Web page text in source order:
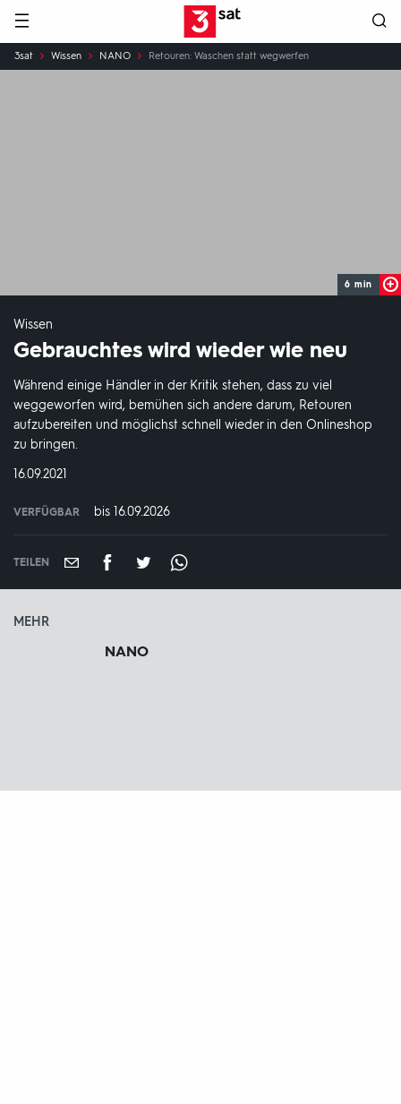
Hauptnavigation 3SAT
Sie
sind
3sat Wissen NANO Retouren: Waschen statt wegwerfen
6 min
Wissen
Gebrauchtes wird wieder wie neu
Während einige Händler in der Kritik stehen, dass zu viel
weggeworfen wird, bemühen sich andere darum, Retouren
aufzubereiten und möglichst schnell wieder in den Onlineshop
zu bringen.
DATUM:
16.09.2021
VERFÜGBAR bis 16.09.2026
TEILEN
MEHR
NANO